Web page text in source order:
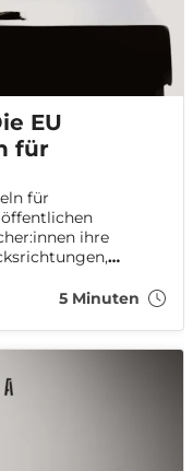
EU
für
für
ihre
5 Minuten